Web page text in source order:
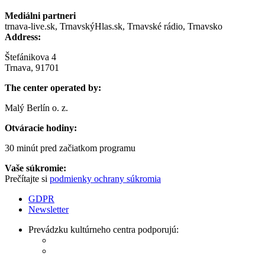
Mediálni partneri
trnava-live.sk, TrnavskýHlas.sk, Trnavské rádio, Trnavsko
Address:
Štefánikova 4
Trnava, 91701
The center operated by:
Malý Berlín o. z.
Otváracie hodiny:
30 minút pred začiatkom programu
Vaše súkromie:
Prečítajte si podmienky ochrany súkromia
GDPR
Newsletter
Prevádzku kultúrneho centra podporujú: